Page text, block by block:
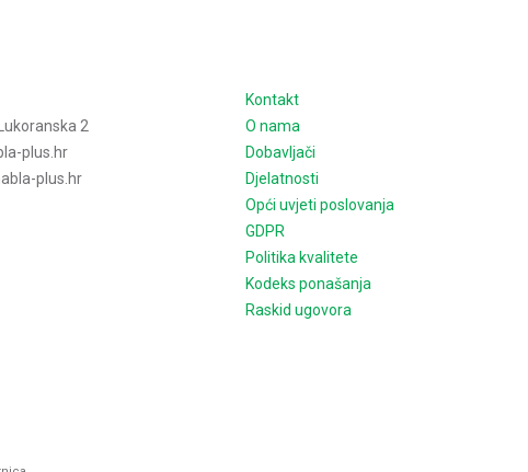
2
plus.hr
plus.hr
Kontakt
O nama
Dobavljači
Djelatnosti
Opći uvjeti poslovanja
GDPR
Politika kvalitete
Kodeks ponašanja
Raskid ugovora